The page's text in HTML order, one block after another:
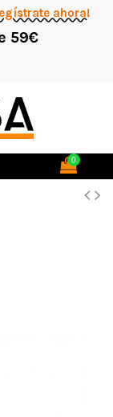
ahora!
59€
0